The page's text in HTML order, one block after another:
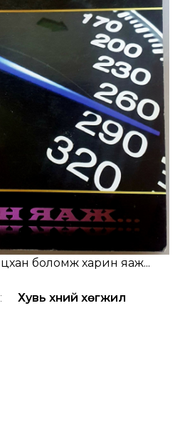
боломж харин яаж...
: Хувь хүний хөгжил